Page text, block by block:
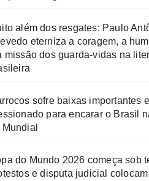
além dos resgates: Paulo
eterniza a coragem, a
missão dos guarda-vidas na
sofre baixas importantes
para encarar o Brasil
do Mundo 2026 começa sob
e disputa judicial